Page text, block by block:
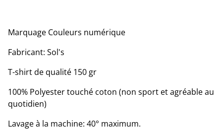
Marquage Couleurs numérique
Fabricant: Sol's
T-shirt de qualité 150 gr
100% Polyester touché coton (non sport et agréable au
quotidien)
Lavage à la machine: 40° maximum.